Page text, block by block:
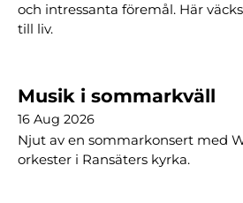
och intressanta föremål. Här
till liv.
Musik i sommarkväll
16 Aug 2026
Njut av en sommarkonsert med
orkester i Ransäters kyrka.